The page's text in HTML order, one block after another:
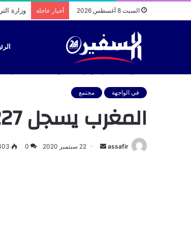
السبت 8 أغسطس 2026 أخبار عاجلة وزارة
في الواجهة مجتمع
المغرب يسجل 2227 إصابة جديدة مؤكدة بكورونا في 24 ساعة
assafir
أرسل 22 سبتمبر 2020 0